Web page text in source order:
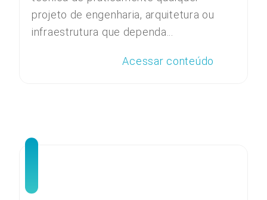
projeto de engenharia, arquitetura ou
infraestrutura que dependa...
Acessar conteúdo